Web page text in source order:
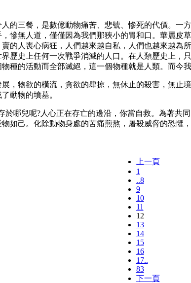
三餐，是數億動物痛苦、悲號、慘死的代價。一
慘無人道，僅僅因為我們那狹小的胃和口。華麗
的人喪心病狂，人們越來越自私，人們也越來越
歷史上任何一次戰爭消滅的人口。在人類歷史上
種的活動而全部滅絕，這一個物種就是人類。而今
物欲的橫流，貪欲的肆掠，無休止的殺害，無止
動物的墳墓。
兒呢?人心正在存亡的邊沿，你當自救。為著共
如己。化除動物身處的苦痛煎熬，屠殺威脅的恐
上一頁
1
..8
9
10
11
12
13
14
15
16
17..
83
下一頁